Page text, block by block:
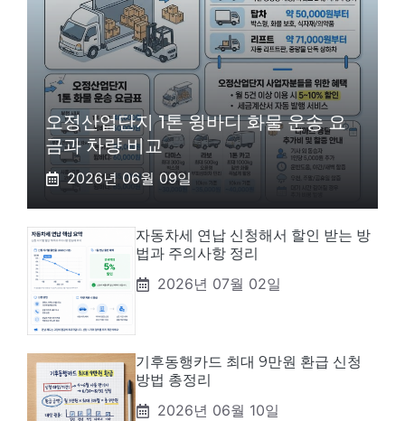
오정산업단지 1톤 윙바디 화물 운송 요
금과 차량 비교
2026년 06월 09일
자동차세 연납 신청해서 할인 받는 방
법과 주의사항 정리
2026년 07월 02일
기후동행카드 최대 9만원 환급 신청
방법 총정리
2026년 06월 10일